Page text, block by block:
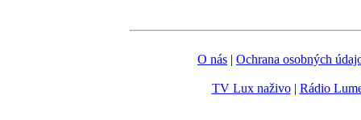
O nás | Ochrana osobných
TV Lux naživo| Rádio